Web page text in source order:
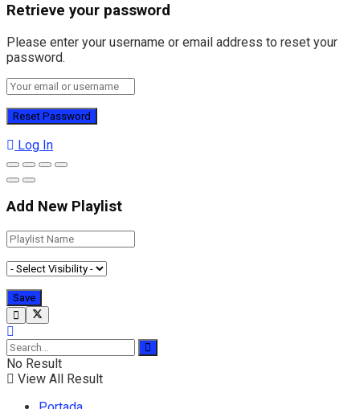
Retrieve your password
Please enter your username or email address to reset your
password.
Log In
Add New Playlist
No Result
View All Result